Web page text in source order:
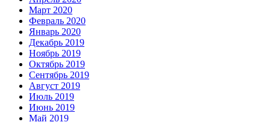
Март 2020
Февраль 2020
Январь 2020
Декабрь 2019
Ноябрь 2019
Октябрь 2019
Сентябрь 2019
Август 2019
Июль 2019
Июнь 2019
Май 2019